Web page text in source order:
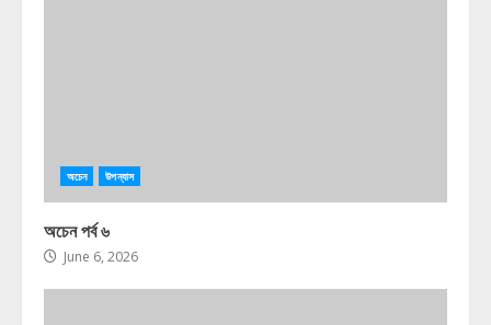
অচেন উপন্যাস
অচেন পর্ব ৬
June 6, 2026